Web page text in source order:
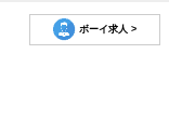
ボーイ求人 >